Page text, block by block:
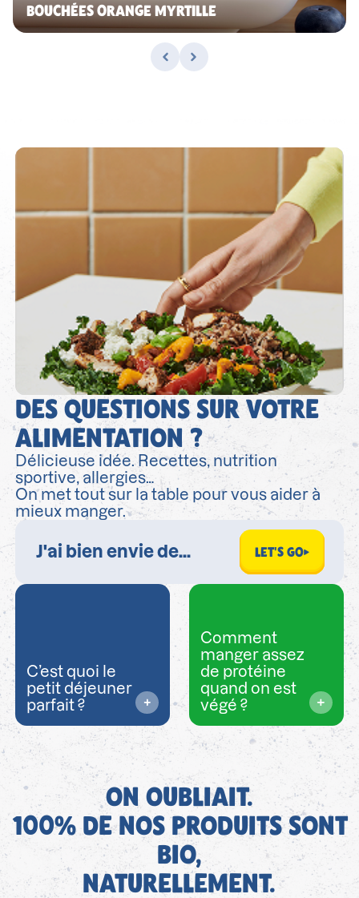
BOUCHÉES ORANGE MYRTILLE
DES QUESTIONS SUR VOTRE
ALIMENTATION ?
Délicieuse idée. Recettes, nutrition
sportive, allergies…
On met tout sur la table pour vous aider à
mieux manger.
LET'S GO
C’est quoi le
petit déjeuner
parfait ?
Comment
manger assez
de protéine
quand on est
végé ?
ON OUBLIAIT.
100% DE NOS PRODUITS SONT
BIO,
NATURELLEMENT.